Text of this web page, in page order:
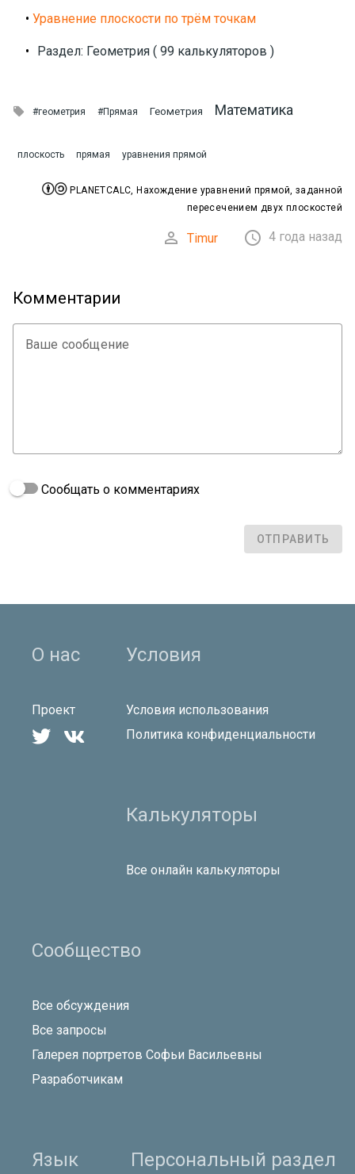
• Уравнение плоскости по трём точкам
• Раздел: Геометрия ( 99 калькуляторов )
 #геометрия #Прямая Геометрия Математика
плоскость прямая уравнения прямой
 PLANETCALC, Нахождение уравнений прямой, заданной
пересечением двух плоскостей
 Timur  4 года назад
Комментарии
Ваше сообщение
Сообщать о комментариях
ОТПРАВИТЬ
О нас
Проект
 
Условия
Условия использования
Политика конфиденциальности
Калькуляторы
Все онлайн калькуляторы
Сообщество
Все обсуждения
Все запросы
Галерея портретов Софьи Васильевны
Разработчикам
Язык Персональный раздел